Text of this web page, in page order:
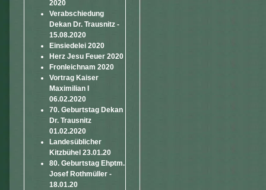
2020
Verabschiedung
Dekan Dr. Trausnitz -
15.08.2020
Einsiedelei 2020
Herz Jesu Feuer 2020
Fronleichnam 2020
Vortrag Kaiser
Maximilian I
06.02.2020
70. Geburtstag Dekan
Dr. Trausnitz
01.02.2020
Landesüblicher
Kitzbühel 23.01.20
80. Geburtstag Ehptm.
Josef Rothmüller -
18.01.20